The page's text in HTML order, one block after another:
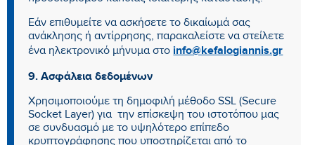
Εάν επιθυμείτε να ασκήσετε το δικαίωμά σας
ανάκλησης ή αντίρρησης, παρακαλείστε να στείλετε
ένα ηλεκτρονικό μήνυμα στοinfo@kefalogiannis.gr
9. Ασφάλεια δεδομένων
Χρησιμοποιούμε τη δημοφιλή μέθοδο SSL (Secure
Socket Layer) για την επίσκεψη του ιστοτόπου μας
σε συνδυασμό με το υψηλότερο επίπεδο